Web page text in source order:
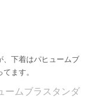
、下着はパヒュームブ
ます。
ムブラスタンダ